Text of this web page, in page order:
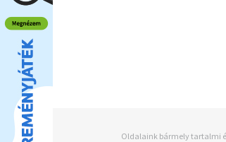
Oldalaink bármely tartalmi